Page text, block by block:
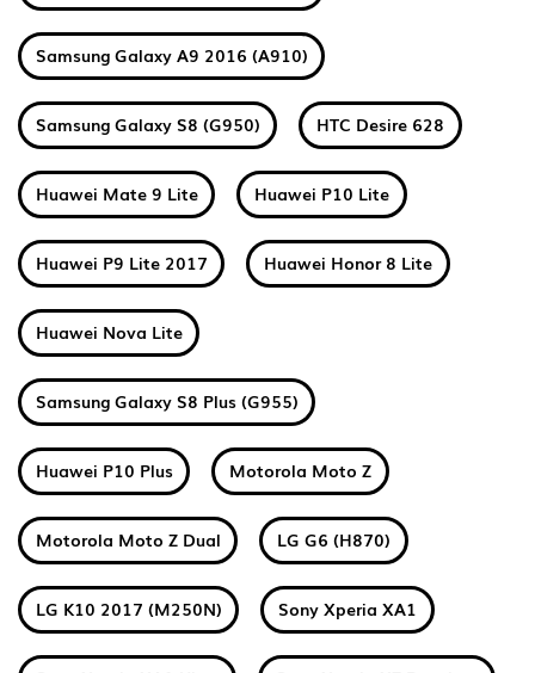
Samsung Galaxy A9 2016 (A910)
Samsung Galaxy S8 (G950) HTC Desire 628
Huawei Mate 9 Lite Huawei P10 Lite
Huawei P9 Lite 2017 Huawei Honor 8 Lite
Huawei Nova Lite
Samsung Galaxy S8 Plus (G955)
Huawei P10 Plus Motorola Moto Z
Motorola Moto Z Dual LG G6 (H870)
LG K10 2017 (M250N) Sony Xperia XA1